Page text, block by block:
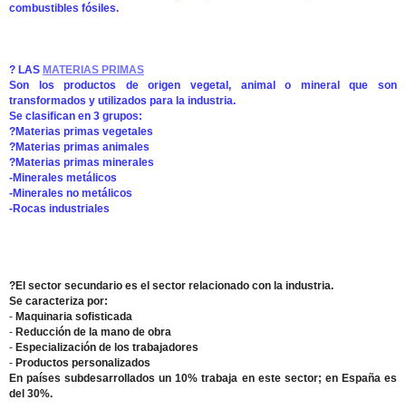
combustibles fósiles.
? LAS MATERIAS PRIMAS
Son los productos de origen vegetal, animal o mineral que son
transformados y utilizados para la industria.
Se clasifican en 3 grupos:
?Materias primas vegetales
?Materias primas animales
?Materias primas minerales
-Minerales metálicos
-Minerales no metálicos
-Rocas industriales
?El sector secundario es el sector relacionado con la industria.
Se caracteriza por:
- Maquinaria sofisticada
- Reducción de la mano de obra
- Especialización de los trabajadores
- Productos personalizados
En países subdesarrollados un 10% trabaja en este sector; en España es
del 30%.